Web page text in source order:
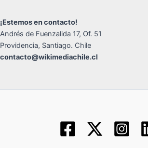
¡Estemos en contacto!
Andrés de Fuenzalida 17, Of. 51
Providencia, Santiago. Chile
contacto@wikimediachile.cl